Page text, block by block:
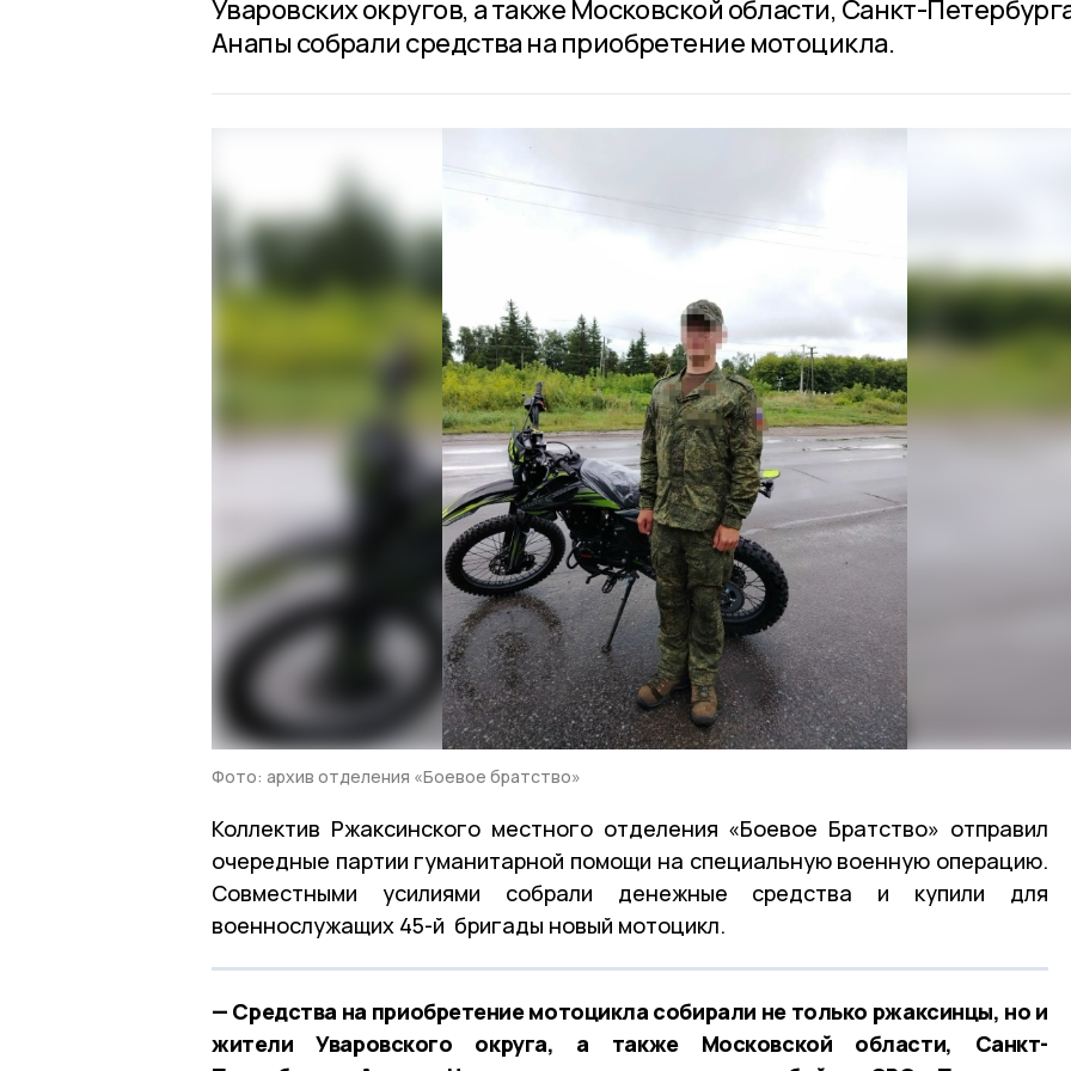
Уваровских округов, а также Московской области, Санкт-
Анапы собрали средства на приобретение мотоцикла.
Фото: архив отделения «Боевое братство»
Коллектив Ржаксинского местного отделения «Боевое Братство» отправил
очередные партии гуманитарной помощи на специальную военную операцию.
Совместными усилиями собрали денежные средства и купили для
военнослужащих 45-й бригады новый мотоцикл.
— Средства на приобретение мотоцикла собирали не только ржаксинцы, но и
жители Уваровского округа, а также Московской области, Санкт-